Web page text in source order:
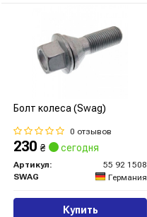
Болт колеса (Swag)
0 отзывов
230 ₴ сегодня
Артикул:
55 92 1508
SWAG
Германия
Купить